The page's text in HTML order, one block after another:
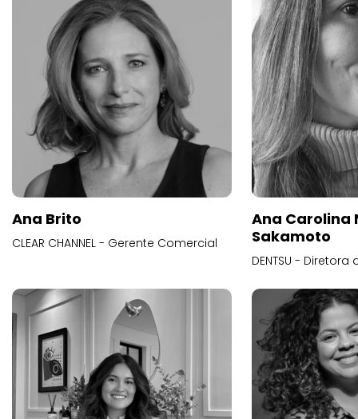
Ana Brito
CLEAR CHANNEL - Gerente Comercial
Ana Carolina
Sakamoto
DENTSU -